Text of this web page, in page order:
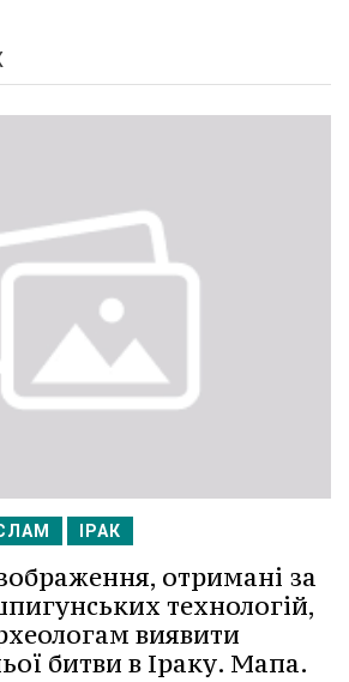
ІРАК
отримані за
технологій,
виявити
битви в Іраку. Мапа.